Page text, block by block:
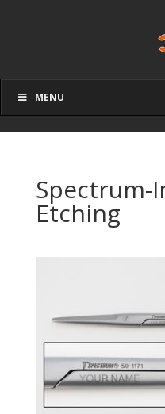
MENU
Spectrum-
Etching